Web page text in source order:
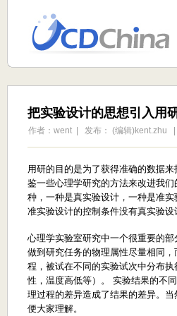
把实验设计的思想引入用
作者：went | 发布： (编辑)kent.zhu
用研的目的是为了获得准确的数据
鉴一些心理学研究的方法来改进我
种，一种是真实验设计，一种是准
准实验设计的控制条件没有真实验设
心理学实验室研究中一个很重要的
做到研究任务的物理属性尽量相同
程，被试在不同的实验试次中分布
性，温度高低等）。 实验结果的不
理过程的差异造成了结果的差异。
便大家理解。